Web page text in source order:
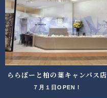
ららぽーと柏の葉キャンパス店
７月１日OPEN！